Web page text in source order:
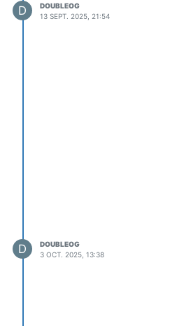
D
DOUBLEOG
13 SEPT. 2025, 21:54
D
DOUBLEOG
3 OCT. 2025, 13:38